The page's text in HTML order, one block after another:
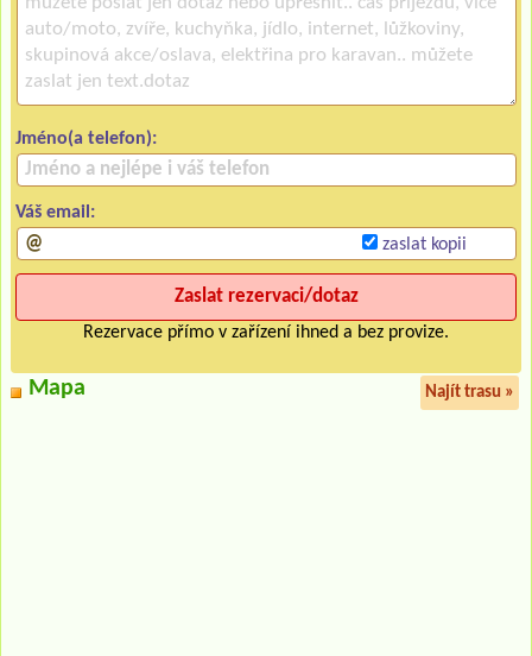
Jméno(a telefon):
Váš email:
zaslat kopii
Rezervace přímo v zařízení ihned a bez provize.
Mapa Najít trasu »